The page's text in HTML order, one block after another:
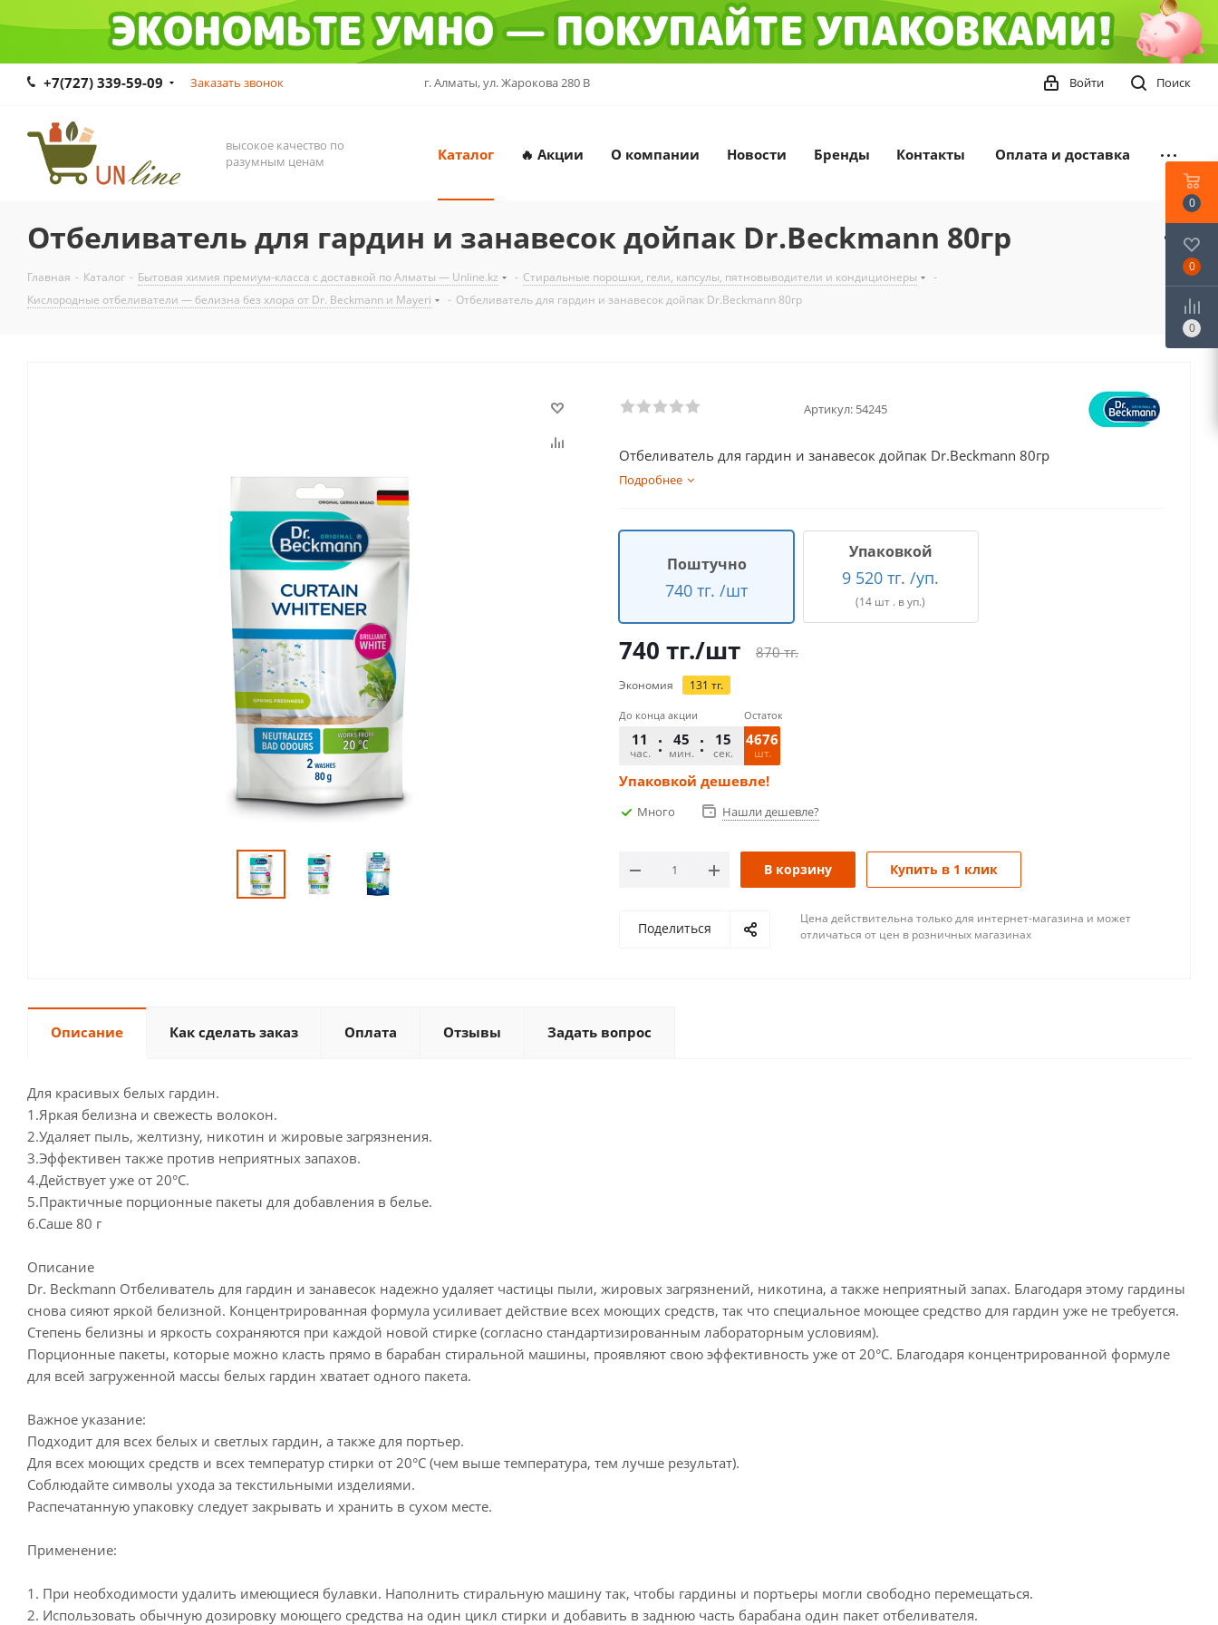
+7(727) 339-59-09 Заказать звонок г. Алматы, ул. Жарокова 280 В Поиск
Войти
высокое качество по
разумным ценам
Каталог 🔥 Акции О компании Новости Бренды Контакты Оплата и доставка
Отбеливатель для гардин и занавесок дойпак Dr.Beckmann 80гр
Главная - Каталог - Бытовая химия премиум-класса с доставкой по Алматы — Unline.kz - Стиральные порошки, гели, капсулы, пятновыводители и кондиционеры
-
Кислородные отбеливатели — белизна без хлора от Dr. Beckmann и Mayeri
- Отбеливатель для гардин и занавесок дойпак Dr.Beckmann 80гр
Артикул: 54245
Отбеливатель для гардин и занавесок дойпак Dr.Beckmann 80гр
Подробнее
Поштучно
740 тг. /шт
Упаковкой
9 520 тг. /уп.
(14 шт . в уп.)
740 тг./шт 870тг.
Экономия 131 тг.
До конца акции
11
час.
45
мин.
14
сек.
Остаток
4676
шт.
Упаковкой дешевле!
Много Нашли дешевле?
В корзину Купить в 1 клик
Поделиться
Цена действительна только для интернет-магазина и может
отличаться от цен в розничных магазинах
Описание Как сделать заказ Оплата Отзывы Задать вопрос
Для красивых белых гардин.
1.Яркая белизна и свежесть волокон.
2.Удаляет пыль, желтизну, никотин и жировые загрязнения.
3.Эффективен также против неприятных запахов.
4.Действует уже от 20°C.
5.Практичные порционные пакеты для добавления в белье.
6.Саше 80 г
Описание
Dr. Beckmann Отбеливатель для гардин и занавесок надежно удаляет частицы пыли, жировых загрязнений, никотина, а также неприятный запах. Благодаря этому гардины
снова сияют яркой белизной. Концентрированная формула усиливает действие всех моющих средств, так что специальное моющее средство для гардин уже не требуется.
Степень белизны и яркость сохраняются при каждой новой стирке (согласно стандартизированным лабораторным условиям).
Порционные пакеты, которые можно класть прямо в барабан стиральной машины, проявляют свою эффективность уже от 20°C. Благодаря концентрированной формуле
для всей загруженной массы белых гардин хватает одного пакета.
Важное указание:
Подходит для всех белых и светлых гардин, а также для портьер.
Для всех моющих средств и всех температур стирки от 20°C (чем выше температура, тем лучше результат).
Соблюдайте символы ухода за текстильными изделиями.
Распечатанную упаковку следует закрывать и хранить в сухом месте.
Применение:
1. При необходимости удалить имеющиеся булавки. Наполнить стиральную машину так, чтобы гардины и портьеры могли свободно перемещаться.
2. Использовать обычную дозировку моющего средства на один цикл стирки и добавить в заднюю часть барабана один пакет отбеливателя.
0
0
0